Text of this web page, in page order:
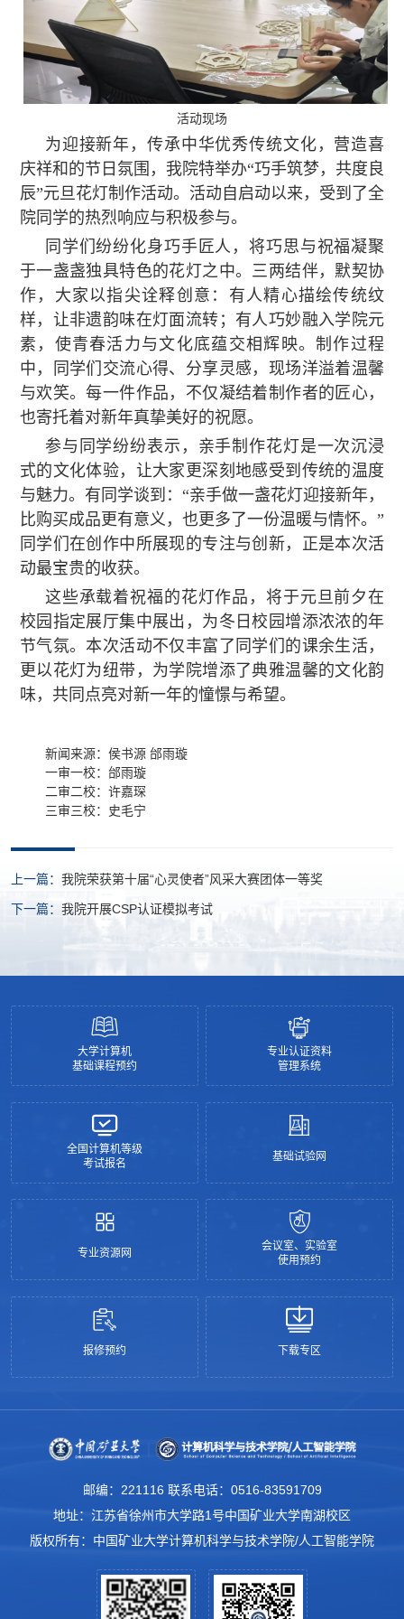
活动现场
为迎接新年，传承中华优秀传统文化，营造喜
庆祥和的节日氛围，我院特举办“巧手筑梦，共度良
辰”元旦花灯制作活动。活动自启动以来，受到了全
院同学的热烈响应与积极参与。
同学们纷纷化身巧手匠人，将巧思与祝福凝聚
于一盏盏独具特色的花灯之中。三两结伴，默契协
作，大家以指尖诠释创意：有人精心描绘传统纹
样，让非遗韵味在灯面流转；有人巧妙融入学院元
素，使青春活力与文化底蕴交相辉映。制作过程
中，同学们交流心得、分享灵感，现场洋溢着温馨
与欢笑。每一件作品，不仅凝结着制作者的匠心，
也寄托着对新年真挚美好的祝愿。
参与同学纷纷表示，亲手制作花灯是一次沉浸
式的文化体验，让大家更深刻地感受到传统的温度
与魅力。有同学谈到：“亲手做一盏花灯迎接新年，
比购买成品更有意义，也更多了一份温暖与情怀。”
同学们在创作中所展现的专注与创新，正是本次活
动最宝贵的收获。
这些承载着祝福的花灯作品，将于元旦前夕在
校园指定展厅集中展出，为冬日校园增添浓浓的年
节气氛。本次活动不仅丰富了同学们的课余生活，
更以花灯为纽带，为学院增添了典雅温馨的文化韵
味，共同点亮对新一年的憧憬与希望。
新闻来源：侯书源 邰雨璇
一审一校：邰雨璇
二审二校：许嘉琛
三审三校：史毛宁
上一篇： 我院荣获第十届“心灵使者”风采大赛团体一等奖
下一篇： 我院开展CSP认证模拟考试
大学计算机
基础课程预约
专业认证资料
管理系统
全国计算机等级
考试报名
基础试验网
专业资源网
会议室、实验室
使用预约
报修预约 下载专区
邮编：221116 联系电话：0516-83591709
地址：江苏省徐州市大学路1号中国矿业大学南湖校区
版权所有：中国矿业大学计算机科学与技术学院/人工智能学院